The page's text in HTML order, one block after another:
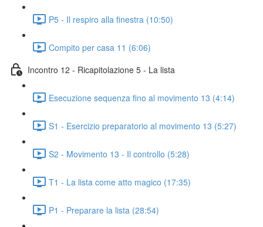
P5 - Il respiro alla finestra (10:50)
Compito per casa 11 (6:06)
Incontro 12 - Ricapitolazione 5 - La lista
Esecuzione sequenza fino al movimento 13 (4:14)
S1 - Esercizio preparatorio al movimento 13 (5:27)
S2 - Movimento 13 - Il controllo (5:28)
T1 - La lista come atto magico (17:35)
P1 - Preparare la lista (28:54)